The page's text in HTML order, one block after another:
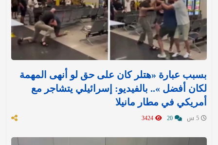
بسبب عبارة «هتلر كان على حق لو أنهى المهمة
لكان أفضل ».. بالفيديو: إسرائيلي يتشاجر مع
أمريكي في مطار مانيلا